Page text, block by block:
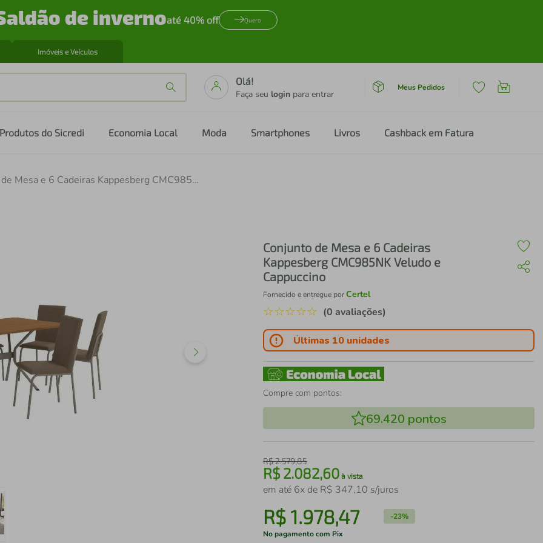
de invernoaté 40% off Quero
Imóveis e Veículos
Olá!
Faça seu login para entrar
Meus Pedidos
Produtos do Sicredi Economia Local Moda Smartphones Livros Cashback em Fatura
Conjunto de Mesa e 6 Cadeiras Kappesberg CMC985NK Veludo e Cappuccino
Conjunto de Mesa e 6 Cadeiras
Kappesberg CMC985NK Veludo e
Cappuccino
Fornecido e entregue porCertel
☆☆☆☆☆ (0 avaliações)
Últimas 10 unidades
Compre com pontos:
69.420 pontos
R$2.579,85
R$2.082,60 à vista
em até 6x de R$ 347,10 s/juros
R$1.978,47 -23%
No pagamento com Pix